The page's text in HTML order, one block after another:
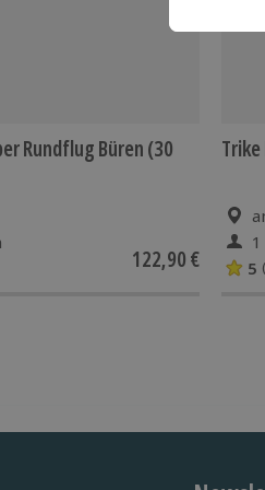
Rundflug Büren (30
122,90 €
5